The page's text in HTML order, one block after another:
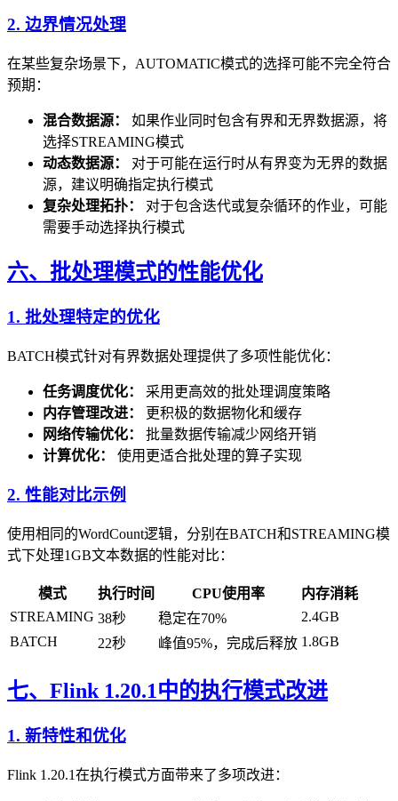
2. 边界情况处理
在某些复杂场景下，AUTOMATIC模式的选择可能不完全符合
预期：
混合数据源：
如果作业同时包含有界和无界数据源，将
选择STREAMING模式
动态数据源：
对于可能在运行时从有界变为无界的数据
源，建议明确指定执行模式
复杂处理拓扑：
对于包含迭代或复杂循环的作业，可能
需要手动选择执行模式
六、批处理模式的性能优化
1. 批处理特定的优化
BATCH模式针对有界数据处理提供了多项性能优化：
任务调度优化：
采用更高效的批处理调度策略
内存管理改进：
更积极的数据物化和缓存
网络传输优化：
批量数据传输减少网络开销
计算优化：
使用更适合批处理的算子实现
2. 性能对比示例
使用相同的WordCount逻辑，分别在BATCH和STREAMING模
式下处理1GB文本数据的性能对比：
模式 执行时间 CPU使用率
内存消耗
STREAMING 38秒 稳定在70%
2.4GB
BATCH
22秒 峰值95%，完成后释放 1.8GB
七、Flink 1.20.1中的执行模式改进
1. 新特性和优化
Flink 1.20.1在执行模式方面带来了多项改进：